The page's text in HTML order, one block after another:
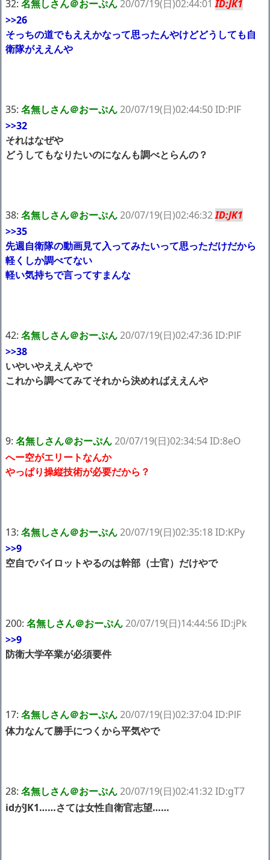
32: 名無しさん＠おーぷん20/07/19(日)02:44:01ID:JK1
>>26
そっちの道でもええかなって思ったんやけどどうしても自
衛隊がええんや
35: 名無しさん＠おーぷん20/07/19(日)02:44:50 ID:PlF
>>32
それはなぜや
どうしてもなりたいのになんも調べとらんの？
38: 名無しさん＠おーぷん20/07/19(日)02:46:32ID:JK1
>>35
先週自衛隊の動画見て入ってみたいって思っただけだから
軽くしか調べてない
軽い気持ちで言ってすまんな
42: 名無しさん＠おーぷん20/07/19(日)02:47:36 ID:PlF
>>38
いやいやええんやで
これから調べてみてそれから決めればええんや
9: 名無しさん＠おーぷん20/07/19(日)02:34:54 ID:8eO
へー空がエリートなんか
やっぱり操縦技術が必要だから？
13: 名無しさん＠おーぷん20/07/19(日)02:35:18 ID:KPy
>>9
空自でパイロットやるのは幹部（士官）だけやで
200: 名無しさん＠おーぷん20/07/19(日)14:44:56 ID:jPk
>>9
防衛大学卒業が必須要件
17: 名無しさん＠おーぷん20/07/19(日)02:37:04 ID:PlF
体力なんて勝手につくから平気やで
28: 名無しさん＠おーぷん20/07/19(日)02:41:32 ID:gT7
idがJK1……さては女性自衛官志望……